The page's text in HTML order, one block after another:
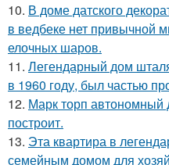
10. В доме датского
в ведбеке нет привычной
елочных шаров.
11. Легендарный дом
в 1960 году, был частью
12. Марк торп
построит.
13. Эта квартира в
семейным домом для